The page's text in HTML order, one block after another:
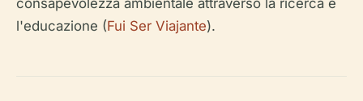
consapevolezza ambientale attraverso la ricerca e
l'educazione (Fui Ser Viajante).